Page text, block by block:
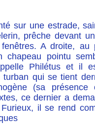
sur une estrade,
prêche devant
A droite, au
chapeau pointu
Philétus et il
turban qui se tient
(sa
ce dernier a
Furieux, il se rend